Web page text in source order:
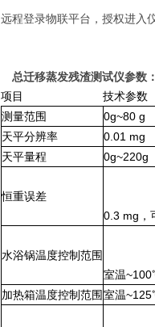
远程登录物联平台，授权进入
总迁移蒸发残渣测试仪参数：
项目
技术参数
测量范围
0g~80 g
天平分辨率 0.01 mg
天平量程
0g~220g
恒重误差
0 .3 mg
水浴锅温度控制范围
室温
加热箱温度控制范围室温~1 25